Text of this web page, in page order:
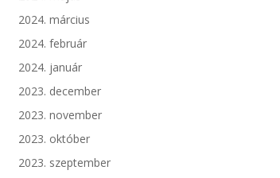
2024. március
2024. február
2024. január
2023. december
2023. november
2023. október
2023. szeptember